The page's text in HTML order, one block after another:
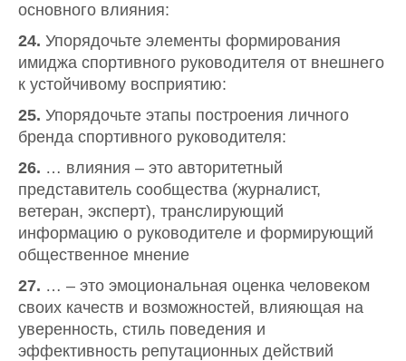
основного влияния:
24. Упорядочьте элементы формирования
имиджа спортивного руководителя от внешнего
к устойчивому восприятию:
25. Упорядочьте этапы построения личного
бренда спортивного руководителя:
26. … влияния – это авторитетный
представитель сообщества (журналист,
ветеран, эксперт), транслирующий
информацию о руководителе и формирующий
общественное мнение
27. … – это эмоциональная оценка человеком
своих качеств и возможностей, влияющая на
уверенность, стиль поведения и
эффективность репутационных действий